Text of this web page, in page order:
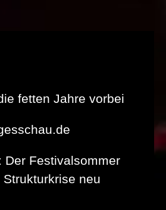
fetten Jahre vorbei
Der Festivalsommer
neu